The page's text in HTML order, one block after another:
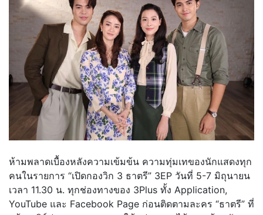
ห้ามพลาดเบื้องหลังความเข้มข้น ความทุ่มเทของนักแสดงทุก
คนในรายการ “เปิดกองวิก 3 ธาตรี” 3EP วันที่ 5-7 มิถุนายน
เวลา 11.30 น. ทุกช่องทางของ 3Plus ทั้ง Application,
YouTube และ Facebook Page ก่อนติดตามละคร “ธาตรี” ที่